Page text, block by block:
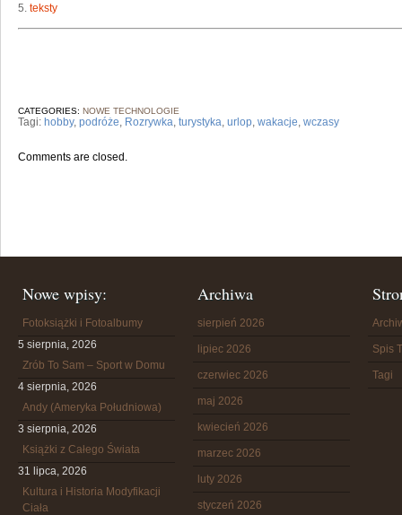
5. teksty
CATEGORIES: NOWE TECHNOLOGIE
Tagi: hobby, podróże, Rozrywka, turystyka, urlop, wakacje, wczasy
Comments are closed.
Nowe wpisy:
Fotoksiążki i Fotoalbumy
5 sierpnia, 2026
Zrób To Sam – Sport w Domu
4 sierpnia, 2026
Andy (Ameryka Południowa)
3 sierpnia, 2026
Książki z Całego Świata
31 lipca, 2026
Kultura i Historia Modyfikacji
Ciała
Archiwa
sierpień 2026
lipiec 2026
czerwiec 2026
maj 2026
kwiecień 2026
marzec 2026
luty 2026
styczeń 2026
Spis
Tagi